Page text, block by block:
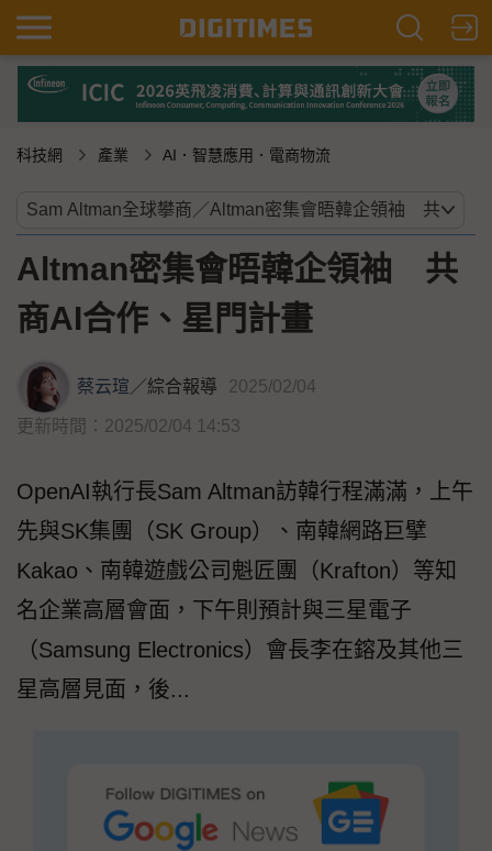
科技網 產業 AI．智慧應用．電商物流
Altman密集會晤韓企領袖 共
商AI合作、星門計畫
蔡云瑄／綜合報導 2025/02/04
更新時間：2025/02/04 14:53
OpenAI執行長Sam Altman訪韓行程滿滿，上午
先與SK集團（SK Group）、南韓網路巨擘
Kakao、南韓遊戲公司魁匠團（Krafton）等知
名企業高層會面，下午則預計與三星電子
（Samsung Electronics）會長李在鎔及其他三
星高層見面，後...